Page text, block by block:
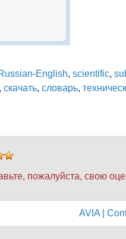
English, scientific,
, скачать, словарь,
пожалуйста, свою
AVIA |